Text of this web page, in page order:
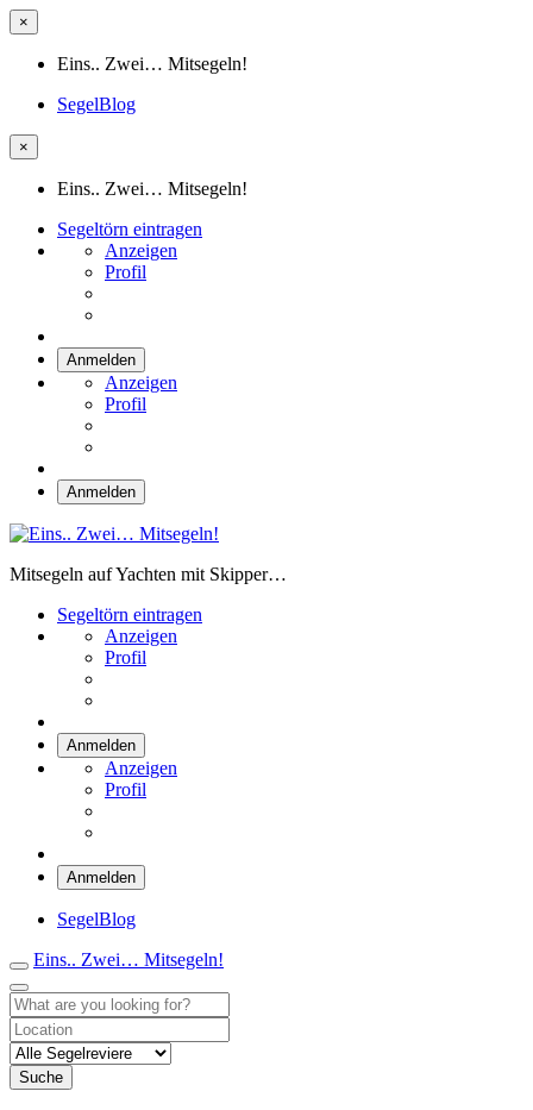
×
Eins.. Zwei… Mitsegeln!
SegelBlog
×
Eins.. Zwei… Mitsegeln!
Segeltörn eintragen
Anzeigen
Profil
Anmelden
Anzeigen
Profil
Anmelden
Mitsegeln auf Yachten mit Skipper…
Segeltörn eintragen
Anzeigen
Profil
Anmelden
Anzeigen
Profil
Anmelden
SegelBlog
Eins.. Zwei… Mitsegeln!
Suche